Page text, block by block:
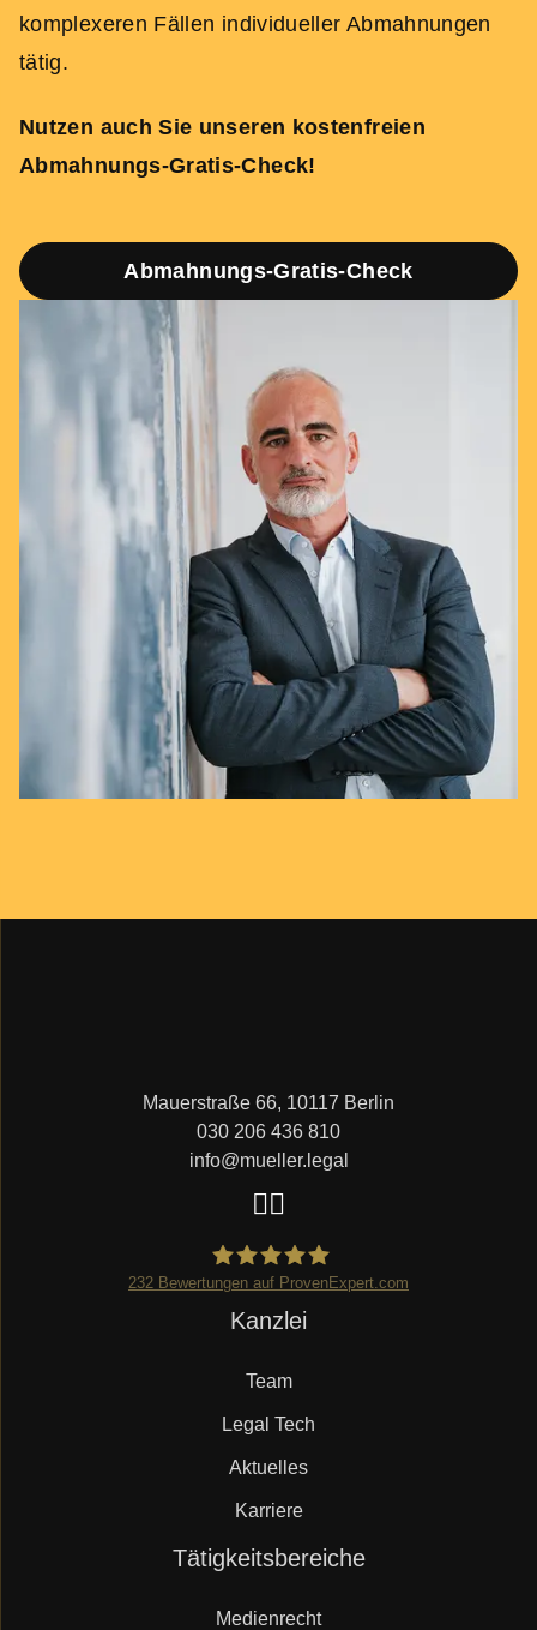
komplexeren Fällen individueller Abmahnungen
tätig.
Nutzen auch Sie unseren kostenfreien
Abmahnungs-Gratis-Check!
Abmahnungs-Gratis-Check
Mauerstraße 66, 10117 Berlin
030 206 436 810
info@mueller.legal
Mueller.legal
232 Bewertungen auf ProvenExpert.com
Kanzlei
Team
Legal Tech
Aktuelles
Karriere
Tätigkeitsbereiche
Medienrecht